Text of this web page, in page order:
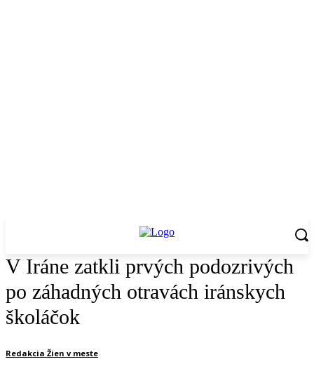
V Iráne zatkli prvých podozrivých
po záhadných otravách iránskych
školáčok
Redakcia Žien v meste